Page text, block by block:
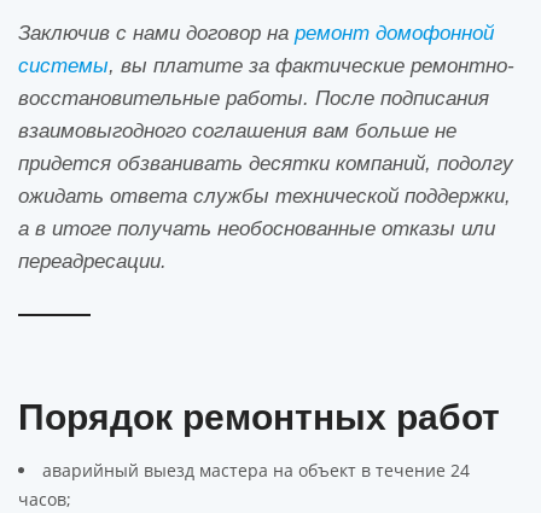
Заключив с нами договор на ремонт домофонной
системы, вы платите за фактические ремонтно-
восстановительные работы. После подписания
взаимовыгодного соглашения вам больше не
придется обзванивать десятки компаний, подолгу
ожидать ответа службы технической поддержки,
а в итоге получать необоснованные отказы или
переадресации.
Порядок ремонтных работ
аварийный выезд мастера на объект в течение 24
часов;